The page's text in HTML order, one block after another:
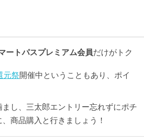
ートパスプレミアム会員だけがトク
元祭開催中ということもあり、ポイ
まし、三太郎エントリー忘れずにポチ
商品購入と行きましょう！